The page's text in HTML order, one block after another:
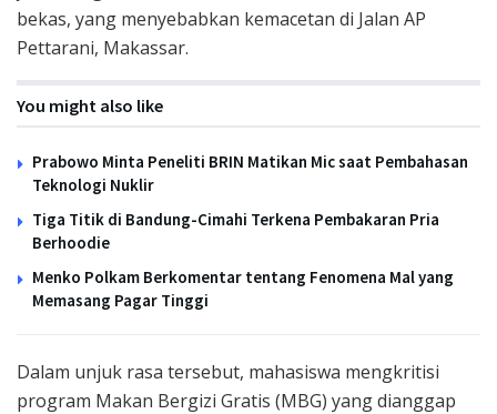
bekas, yang menyebabkan kemacetan di Jalan AP
Pettarani, Makassar.
You might also like
Prabowo Minta Peneliti BRIN Matikan Mic saat Pembahasan
Teknologi Nuklir
Tiga Titik di Bandung-Cimahi Terkena Pembakaran Pria
Berhoodie
Menko Polkam Berkomentar tentang Fenomena Mal yang
Memasang Pagar Tinggi
Dalam unjuk rasa tersebut, mahasiswa mengkritisi
program Makan Bergizi Gratis (MBG) yang dianggap